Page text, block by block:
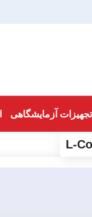
تجهیزات آزمایشگاهی
L-